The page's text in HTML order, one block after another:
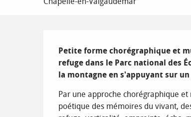
Petite forme chorégraphique et
refuge dans le Parc national des
la montagne en s'appuyant sur
Par une approche chorégraphique
poétique des mémoires du vivant,